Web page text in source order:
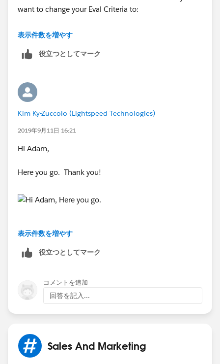
want to change your Eval Criteria to:
Parent Account is null Boolean False
Prent Account License Activation date is null Boolean
表示件数を増やす
役立つとしてマーク
Kim Ky-Zuccolo (Lightspeed Technologies)
2019年9月11日 16:21
Hi Adam,
Here you go. Thank you!
表示件数を増やす
役立つとしてマーク
コメントを追加
回答を記入...
Sales And Marketing